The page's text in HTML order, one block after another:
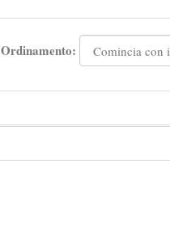
Ordinamento: